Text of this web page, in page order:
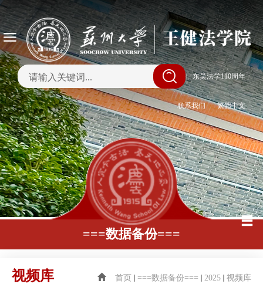
| 东吴法学110周年
联系我们 繁體中文
===数据备份===
视频库 首页 ===数据备份=== 2025 视频库